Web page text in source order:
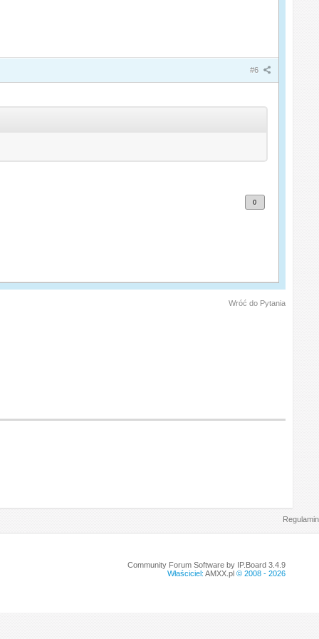
#6
0
Wróć do Pytania
Regulamin
Community Forum Software by IP.Board 3.4.9
Właściciel: AMXX.pl© 2008 - 2026